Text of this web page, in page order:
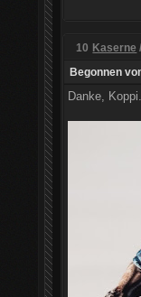
10 Kaserne /
Begonnen
Danke,